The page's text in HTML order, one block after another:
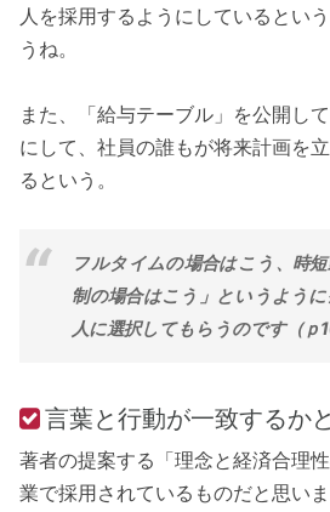
人を採用するようにしているとい
うね。
また、「給与テーブル」を公開し
にして、社員の誰もが将来計画を
るという。
フルタイムの場合はこう、時
制の場合はこう」というよう
人に選択してもらうのです（ｐ
言葉と行動が一致するか
著者の提案する「理念と経済合理
業で採用されているものだと思い